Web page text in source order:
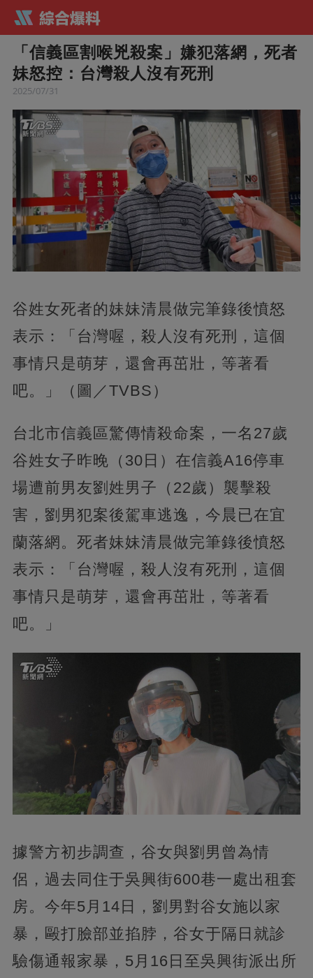
「信義區割喉兇殺案」嫌犯落網，死者
妹怒控：台灣殺人沒有死刑
2025/07/31
谷姓女死者的妹妹清晨做完筆錄後憤怒
表示：「台灣喔，殺人沒有死刑，這個
事情只是萌芽，還會再茁壯，等著看
吧。」（圖／TVBS）
台北市信義區驚傳情殺命案，一名27歲
谷姓女子昨晚（30日）在信義A16停車
場遭前男友劉姓男子（22歲）襲擊殺
害，劉男犯案後駕車逃逸，今晨已在宜
蘭落網。死者妹妹清晨做完筆錄後憤怒
表示：「台灣喔，殺人沒有死刑，這個
事情只是萌芽，還會再茁壯，等著看
吧。」
據警方初步調查，谷女與劉男曾為情
侶，過去同住于吳興街600巷一處出租套
房。今年5月14日，劉男對谷女施以家
暴，毆打臉部並掐脖，谷女于隔日就診
驗傷通報家暴，5月16日至吳興街派出所